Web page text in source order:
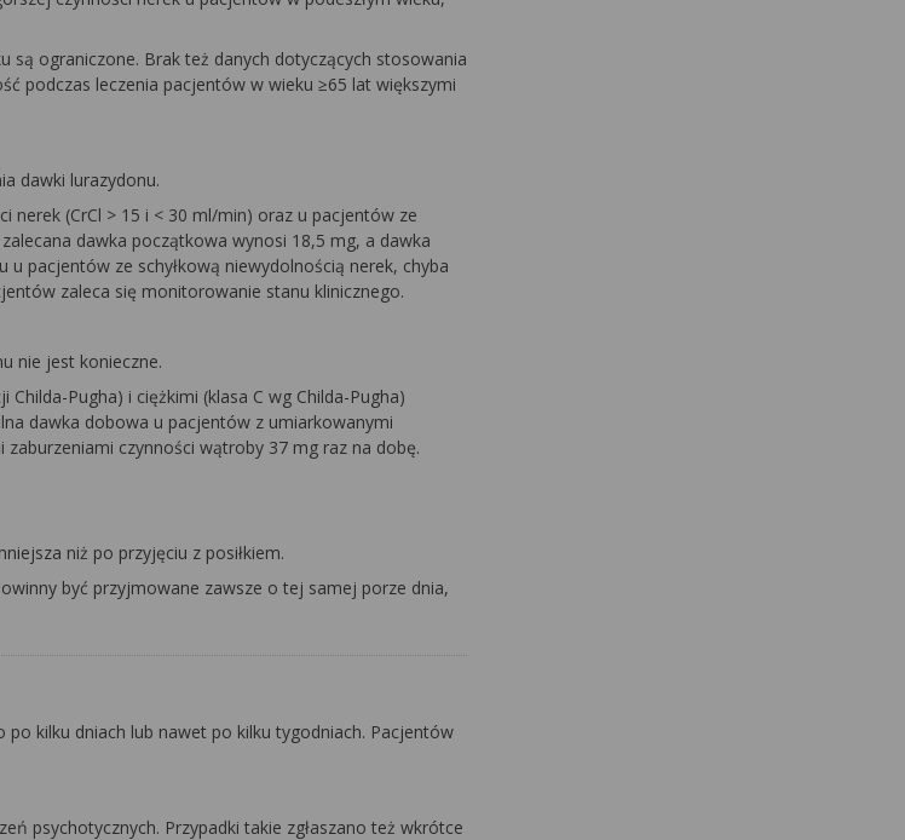
są ograniczone. Brak też danych dotyczących stosowania
podczas leczenia pacjentów w wieku ≥65 lat większymi
dawki lurazydonu.
nerek (CrCl > 15 i < 30 ml/min) oraz u pacjentów ze
zalecana dawka początkowa wynosi 18,5 mg, a dawka
pacjentów ze schyłkową niewydolnością nerek, chyba
zaleca się monitorowanie stanu klinicznego.
nie jest konieczne.
Pugha) i ciężkimi (klasa C wg Childa-Pugha)
dawka dobowa u pacjentów z umiarkowanymi
czynności wątroby 37 mg raz na dobę.
niż po przyjęciu z posiłkiem.
być przyjmowane zawsze o tej samej porze dnia,
kilku dniach lub nawet po kilku tygodniach. Pacjentów
psychotycznych. Przypadki takie zgłaszano też wkrótce